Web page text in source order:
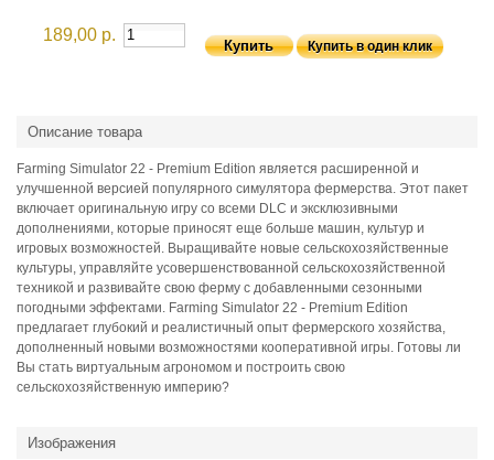
189,00 р.
Купить в один клик
Описание товара
Farming Simulator 22 - Premium Edition является расширенной и
улучшенной версией популярного симулятора фермерства. Этот пакет
включает оригинальную игру со всеми DLC и эксклюзивными
дополнениями, которые приносят еще больше машин, культур и
игровых возможностей. Выращивайте новые сельскохозяйственные
культуры, управляйте усовершенствованной сельскохозяйственной
техникой и развивайте свою ферму с добавленными сезонными
погодными эффектами. Farming Simulator 22 - Premium Edition
предлагает глубокий и реалистичный опыт фермерского хозяйства,
дополненный новыми возможностями кооперативной игры. Готовы ли
Вы стать виртуальным агрономом и построить свою
сельскохозяйственную империю?
Изображения